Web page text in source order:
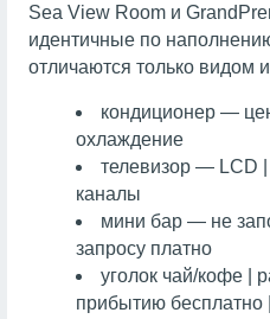
Sea View Room и
идентичные по
отличаются только видом
кондиционер —
охлаждение
телевизор — LCD
каналы
мини бар — не
запросу платно
уголок чай/кофе |
прибытию